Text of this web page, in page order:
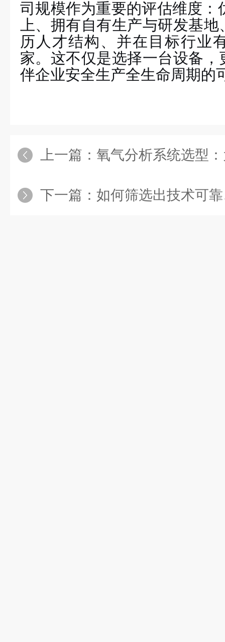
司规模作为重要的评估维度：
上、拥有自有生产与研发基
历人才结构、并在目标行业
家。这不仅是选择一台设备
伴企业安全生产全生命周期的
上一篇： 氧气分析系统选型：为何公
下一篇： 如何筛选出技术可靠、资